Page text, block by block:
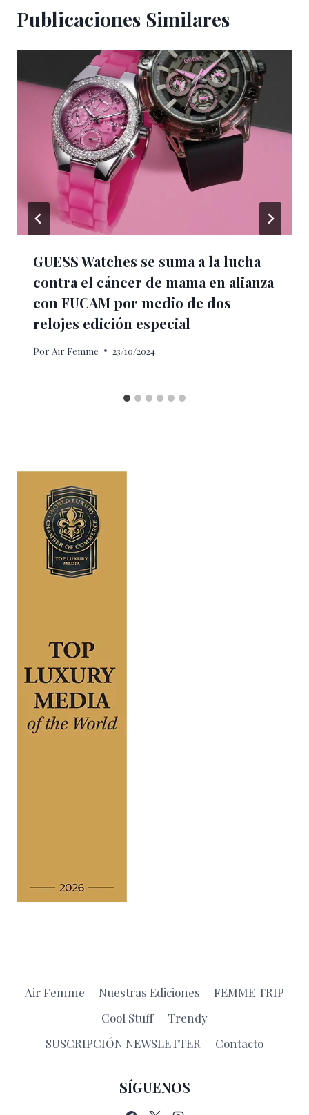
Publicaciones Similares
GUESS Watches se suma a la lucha
contra el cáncer de mama en alianza
con FUCAM por medio de dos
relojes edición especial
Por Air Femme 23/10/2024
Air Femme Nuestras Ediciones
FEMME TRIP
Cool Stuff
Trendy
SUSCRIPCIÓN NEWSLETTER
Contacto
SÍGUENOS